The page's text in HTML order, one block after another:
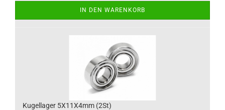
IN DEN WARENKORB
Kugellager 5X11X4mm (2St)